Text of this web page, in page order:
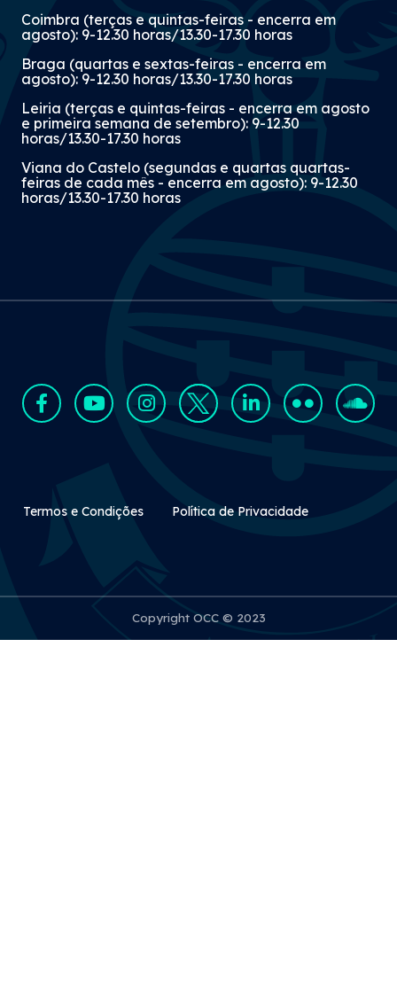
Coimbra (terças e quintas-feiras - encerra em
agosto): 9-12.30 horas/13.30-17.30 horas
Braga (quartas e sextas-feiras - encerra em
agosto): 9-12.30 horas/13.30-17.30 horas
Leiria (terças e quintas-feiras - encerra em agosto
e primeira semana de setembro): 9-12.30
horas/13.30-17.30 horas
Viana do Castelo (segundas e quartas quartas-
feiras de cada mês - encerra em agosto): 9-12.30
horas/13.30-17.30 horas
Rodapé Secundário
Termos e Condições Política de Privacidade
Copyright OCC © 2023